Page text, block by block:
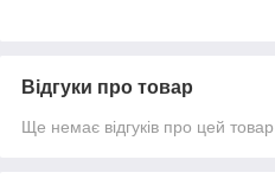
Відгуки про товар
Ще немає відгуків про цей товар